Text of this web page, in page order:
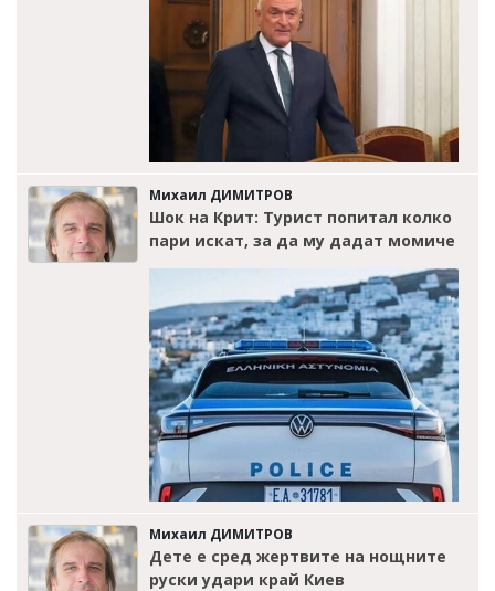
Михаил ДИМИТРОВ
Шок на Крит: Турист попитал колко
пари искат, за да му дадат момиче
Михаил ДИМИТРОВ
Дете е сред жертвите на нощните
руски удари край Киев